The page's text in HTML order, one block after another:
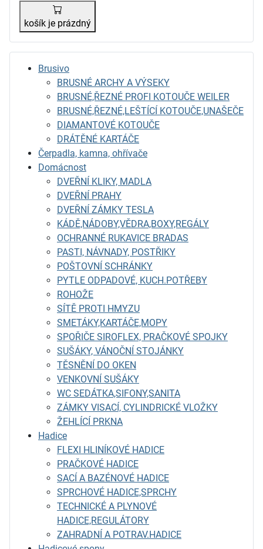
košík je prázdný
Brusivo
BRUSNÉ ARCHY A VÝSEKY
BRUSNÉ,ŘEZNÉ PROFI KOTOUČE WEILER
BRUSNÉ,ŘEZNÉ,LEŠTÍCÍ KOTOUČE,UNAŠEČE
DIAMANTOVÉ KOTOUČE
DRÁTĚNÉ KARTÁČE
Čerpadla, kamna, ohřívače
Domácnost
DVEŘNÍ KLIKY, MADLA
DVEŘNÍ PRAHY
DVEŘNÍ ZÁMKY TESLA
KÁDĚ,NÁDOBY,VĚDRA,BOXY,REGÁLY
OCHRANNÉ RUKAVICE BRADAS
PASTI, NÁVNADY, POSTŘIKY
POŠTOVNÍ SCHRÁNKY
PYTLE ODPADOVÉ, KUCH.POTŘEBY
ROHOŽE
SÍTĚ PROTI HMYZU
SMETÁKY,KARTÁČE,MOPY
SPOŘIČE SIROFLEX, PRAČKOVÉ SPOJKY
SUŠÁKY, VÁNOČNÍ STOJÁNKY
TĚSNĚNÍ DO OKEN
VENKOVNÍ SUŠÁKY
WC SEDÁTKA,SIFONY,SANITA
ZÁMKY VISACÍ, CYLINDRICKÉ VLOŽKY
ŽEHLÍCÍ PRKNA
Hadice
FLEXI HLINÍKOVÉ HADICE
PRAČKOVÉ HADICE
SACÍ A BAZÉNOVÉ HADICE
SPRCHOVÉ HADICE,SPRCHY
TECHNICKÉ A PLYNOVÉ
HADICE,REGULÁTORY
ZAHRADNÍ A POTRAV.HADICE